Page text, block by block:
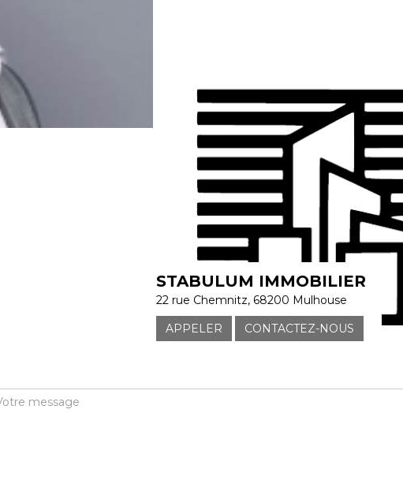
STABULUM IMMOBILIER
22 rue Chemnitz, 68200 Mulhouse
APPELER
CONTACTEZ-NOUS